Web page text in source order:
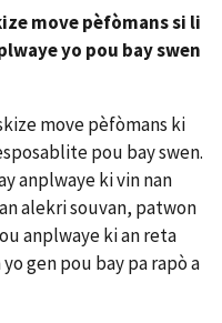
move pèfòmans si li
yo pou bay swen
move pèfòmans ki
pou bay swen.
anplwaye ki vin nan
alekri souvan, patwon
anplwaye ki an reta
gen pou bay pa rapò a